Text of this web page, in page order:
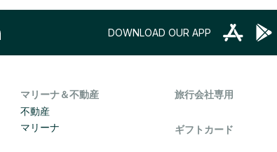
DOWNLOAD OUR APP
マリーナ＆不動産
不動産
マリーナ
旅行会社専用
ギフトカード